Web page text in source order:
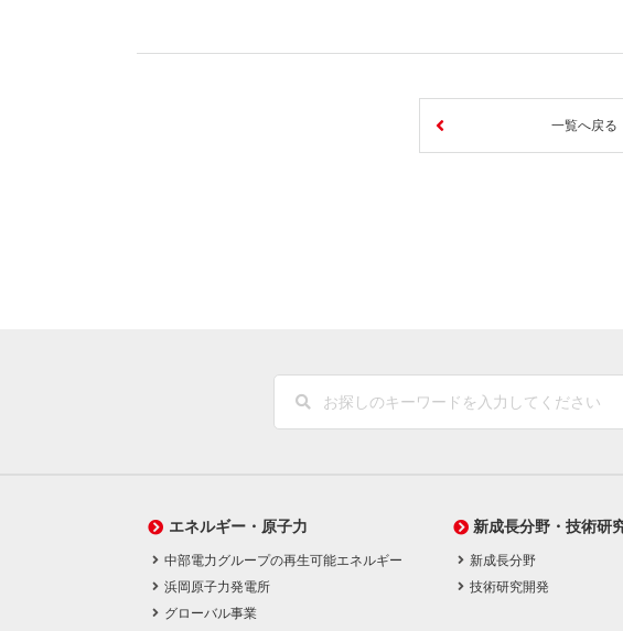
一覧へ戻る
エネルギー・原子力
中部電力グループの再生可能エネルギー
浜岡原子力発電所
グローバル事業
新成長分野・技術研
新成長分野
技術研究開発